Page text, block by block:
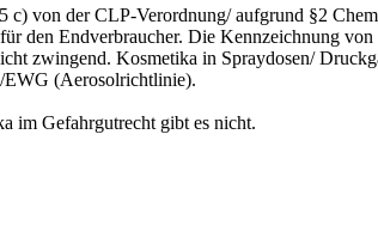
von der CLP-Verordnung/ aufgrund §2
den Endverbraucher. Die Kennzeichnung
zwingend. Kosmetika in Spraydosen/
EWG (Aerosolrichtlinie).
im Gefahrgutrecht gibt es nicht.